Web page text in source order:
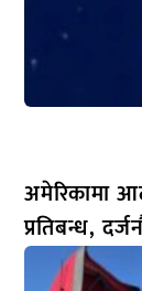
अमेरिकामा
प्रतिबन्ध,